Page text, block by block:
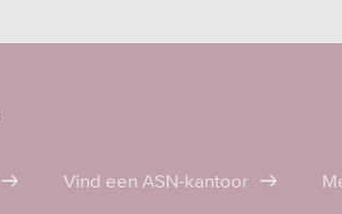
Vind een ASN-kantoor